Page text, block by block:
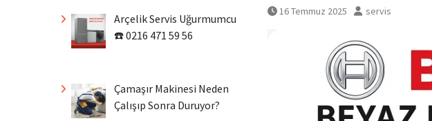
16 Temmuz 2025 servis
Arçelik Servis Uğurmumcu
☎️ 0216 471 59 56
Çamaşır Makinesi Neden
Çalışıp Sonra Duruyor?